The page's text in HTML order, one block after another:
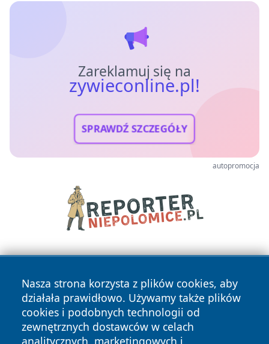
Zareklamuj się na
zywieconline.pl!
SPRAWDŹ SZCZEGÓŁY
autopromocja
Nasza strona korzysta z plików cookies, aby
działała prawidłowo. Używamy także plików
cookies i podobnych technologii od
zewnętrznych dostawców w celach
analitycznych, marketingowych i
Copyright © 2026 zywieconline.pl Wszystkie prawa